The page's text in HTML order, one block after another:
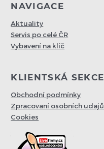
NAVIGACE
Aktuality
Servis po celé ČR
Vybavení na klíč
KLIENTSKÁ SEKCE
Obchodní podmínky
Zpracovaní osobních udajů
Cookies